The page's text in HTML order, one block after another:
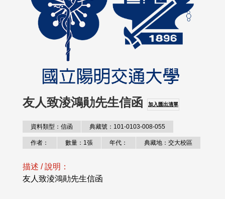
友人致淩鴻勛先生信函 加入匯出清單
資料類型：信函 典藏號：101-0103-008-055
作者： 數量：1張 年代： 典藏地：交大校區
描述 / 說明：
友人致淩鴻勛先生信函